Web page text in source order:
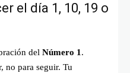
el día 1, 10, 19 o
del Número 1 .
no para seguir. Tu